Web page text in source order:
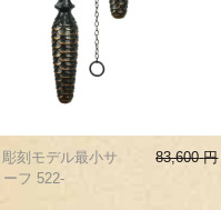
彫刻モデル最小サ
フ 522-
83,600 円